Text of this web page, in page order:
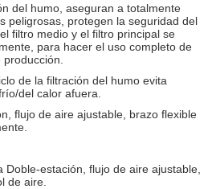
del humo, aseguran a totalmente
peligrosas, protegen la seguridad del
filtro medio y el filtro principal se
para hacer el uso completo de
de la filtración del humo evita
del calor afuera.
flujo de aire ajustable, brazo flexible
estación, flujo de aire ajustable,
de aire.